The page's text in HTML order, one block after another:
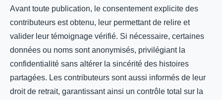
Avant toute publication, le consentement explicite des
contributeurs est obtenu, leur permettant de relire et
valider leur témoignage vérifié. Si nécessaire, certaines
données ou noms sont anonymisés, privilégiant la
confidentialité sans altérer la sincérité des histoires
partagées. Les contributeurs sont aussi informés de leur
droit de retrait, garantissant ainsi un contrôle total sur la